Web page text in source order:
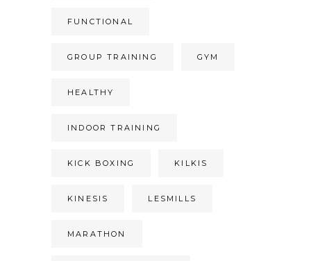
FUNCTIONAL
GROUP TRAINING GYM
HEALTHY
INDOOR TRAINING
KICK BOXING KILKIS
KINESIS LESMILLS
MARATHON